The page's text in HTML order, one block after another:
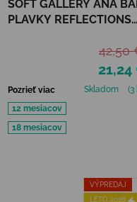
SOFT GALLERY ANA
PLAVKY REFLECTIONS
42,50
Pozrieť viac Skladom
(3
12 mesiacov
18 mesiacov
VÝPREDAJ
LETO 2026 🌊